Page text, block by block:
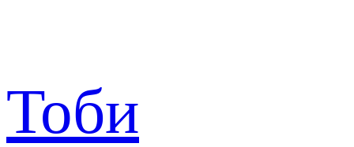
Тоби